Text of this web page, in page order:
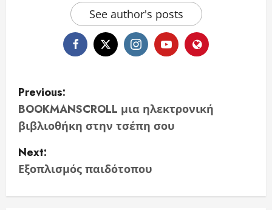
See author's posts
P
o
s
t
Previous:
BOOKMANSCROLL μια ηλεκτρονική
βιβλιοθήκη στην τσέπη σου
Next:
Εξοπλισμός παιδότοπου